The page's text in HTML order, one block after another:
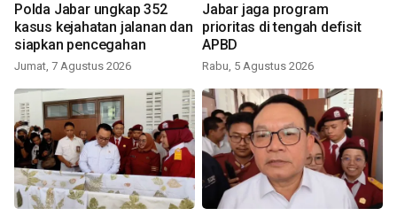
Polda Jabar ungkap 352
kasus kejahatan jalanan dan
siapkan pencegahan
Jumat, 7 Agustus 2026
Jabar jaga program
prioritas di tengah defisit
APBD
Rabu, 5 Agustus 2026